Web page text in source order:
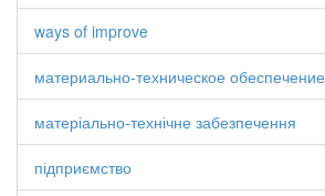
ways of improve
материально-техническое обеспечение
матеріально-технічне забезпечення
підприємство